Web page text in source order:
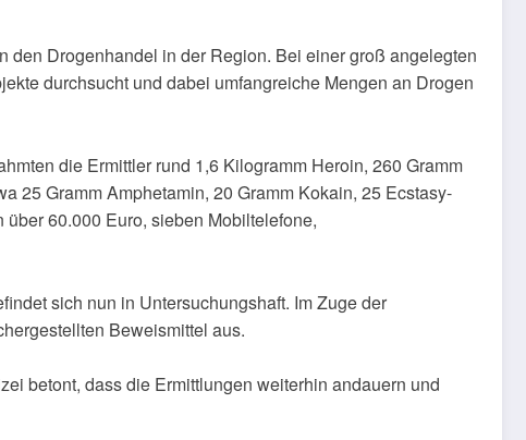
Drogenhandel in der Region. Bei einer groß angelegten
durchsucht und dabei umfangreiche Mengen an Drogen
die Ermittler rund 1,6 Kilogramm Heroin, 260 Gramm
25 Gramm Amphetamin, 20 Gramm Kokain, 25 Ecstasy-
60.000 Euro, sieben Mobiltelefone,
sich nun in Untersuchungshaft. Im Zuge der
Beweismittel aus.
betont, dass die Ermittlungen weiterhin andauern und